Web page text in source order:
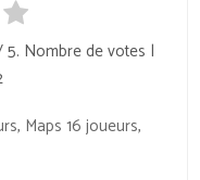
5. Nombre de votes |
, Maps 16 joueurs,